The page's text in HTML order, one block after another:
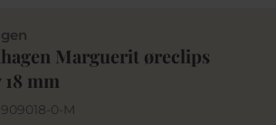
Marguerit øreclips
mm
0-M